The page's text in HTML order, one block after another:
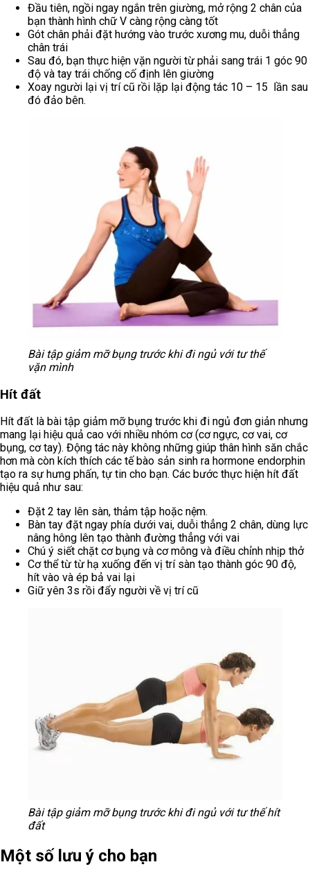
Đầu tiên, ngồi ngay ngắn trên giường, mở rộng 2 chân của
bạn thành hình chữ V càng rộng càng tốt
Gót chân phải đặt hướng vào trước xương mu, duỗi thẳng
chân trái
Sau đó, bạn thực hiện vặn người từ phải sang trái 1 góc 90
độ và tay trái chống cố định lên giường
Xoay người lại vị trí cũ rồi lặp lại động tác 10 – 15 lần sau
đó đảo bên.
Bài tập giảm mỡ bụng trước khi đi ngủ với tư thế
vặn mình
Hít đất
Hít đất là bài tập giảm mỡ bụng trước khi đi ngủ đơn giản nhưng
mang lại hiệu quả cao với nhiều nhóm cơ (cơ ngực, cơ vai, cơ
bụng, cơ tay). Động tác này không những giúp thân hình săn chắc
hơn mà còn kích thích các tế bào sản sinh ra hormone endorphin
tạo ra sự hưng phấn, tự tin cho bạn. Các bước thực hiện hít đất
hiệu quả như sau:
Đặt 2 tay lên sàn, thảm tập hoặc nệm.
Bàn tay đặt ngay phía dưới vai, duỗi thẳng 2 chân, dùng lực
nâng hông lên tạo thành đường thẳng với vai
Chú ý siết chặt cơ bụng và cơ mông và điều chỉnh nhịp thở
Cơ thể từ từ hạ xuống đến vị trí sàn tạo thành góc 90 độ,
hít vào và ép bả vai lại
Giữ yên 3s rồi đẩy người về vị trí cũ
Bài tập giảm mỡ bụng trước khi đi ngủ với tư thế hít
đất
Một số lưu ý cho bạn